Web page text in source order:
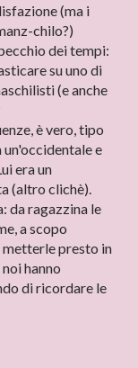
(ma i
chilo?)
dei tempi:
su uno di
(e anche
è vero, tipo
e
era un
(altro clichè).
da ragazzina le
a scopo
presto in
hanno
di ricordare le